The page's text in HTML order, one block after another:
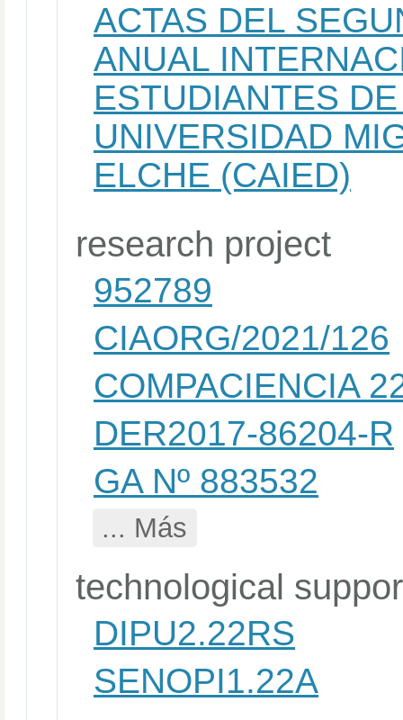
ACTAS DEL
ANUAL
ESTUDIANTES
UNIVERSIDAD
ELCHE (CAIED)
research project
952789
CIAORG/2021/126
COMPACIENCIA
DER2017-86204-R
GA Nº 883532
... Más
technological
DIPU2.22RS
SENOPI1.22A